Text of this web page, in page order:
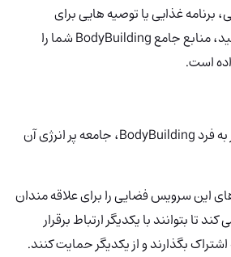
برنامه غذایی یا توصیه هایی برای
استفاده از مکمل ها باشید، منابع جامع BodyBuilding شما را
است.
یکی از جنبه های منحصر به فرد BodyBuilding، جامعه پر انرژی آن
این سرویس فضایی را برای علاقه مندان
تا بتوانند با یکدیگر ارتباط برقرار
بگذارند و از یکدیگر حمایت کنند.